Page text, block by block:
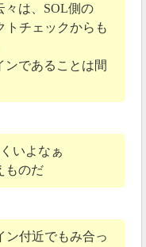
々は、SOL側の
トチェックからも
ンであることは間
いよなぁ
ものだ
ン付近でもみ合っ